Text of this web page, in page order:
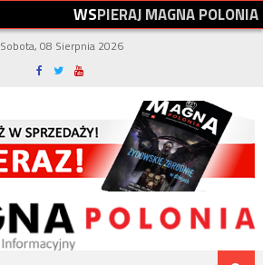
WSPIERAJMAGNAPOLONIA
Sobota, 08 Sierpnia 2026